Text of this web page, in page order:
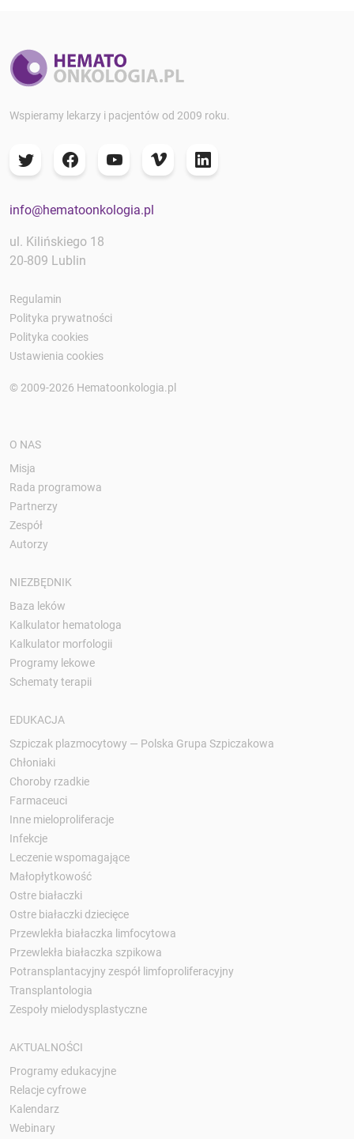
Wspieramy lekarzy i pacjentów od 2009 roku.
info@hematoonkologia.pl
ul. Kilińskiego 18
20-809 Lublin
Regulamin
Polityka prywatności
Polityka cookies
Ustawienia cookies
© 2009-2026 Hematoonkologia.pl
O NAS
Misja
Rada programowa
Partnerzy
Zespół
Autorzy
NIEZBĘDNIK
Baza leków
Kalkulator hematologa
Kalkulator morfologii
Programy lekowe
Schematy terapii
EDUKACJA
Szpiczak plazmocytowy — Polska Grupa Szpiczakowa
Chłoniaki
Choroby rzadkie
Farmaceuci
Inne mieloproliferacje
Infekcje
Leczenie wspomagające
Małopłytkowość
Ostre białaczki
Ostre białaczki dziecięce
Przewlekła białaczka limfocytowa
Przewlekła białaczka szpikowa
Potransplantacyjny zespół limfoproliferacyjny
Transplantologia
Zespoły mielodysplastyczne
AKTUALNOŚCI
Programy edukacyjne
Relacje cyfrowe
Kalendarz
Webinary